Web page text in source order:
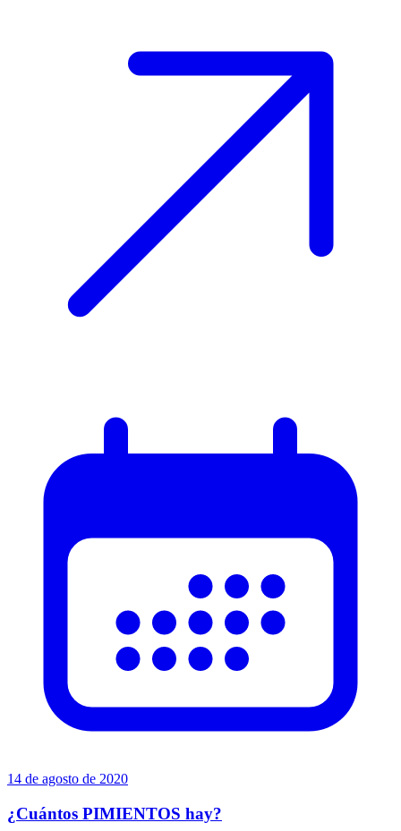
14 de agosto de 2020
¿Cuántos PIMIENTOS hay?